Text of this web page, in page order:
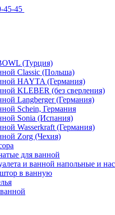
45-45
(Турция)
Classic (Польша)
HAYTA (Германия)
KLEBER (без сверления)
Langberger (Германия)
Schein, Германия
Sonia (Испания)
Wasserkraft (Германия)
Zorg (Чехия)
для ванной
и ванной напольные и
в ванную